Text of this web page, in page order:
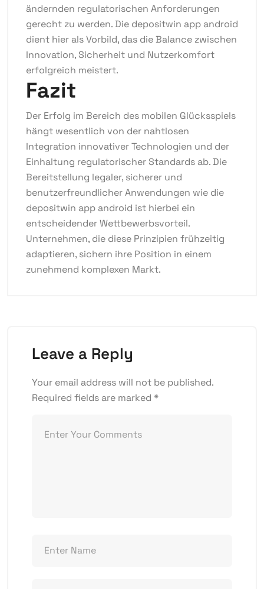
ändernden regulatorischen Anforderungen
gerecht zu werden. Die depositwin app android
dient hier als Vorbild, das die Balance zwischen
Innovation, Sicherheit und Nutzerkomfort
erfolgreich meistert.
Fazit
Der Erfolg im Bereich des mobilen Glücksspiels
hängt wesentlich von der nahtlosen
Integration innovativer Technologien und der
Einhaltung regulatorischer Standards ab. Die
Bereitstellung legaler, sicherer und
benutzerfreundlicher Anwendungen wie die
depositwin app android ist hierbei ein
entscheidender Wettbewerbsvorteil.
Unternehmen, die diese Prinzipien frühzeitig
adaptieren, sichern ihre Position in einem
zunehmend komplexen Markt.
Leave a Reply
Your email address will not be published.
Required fields are marked *